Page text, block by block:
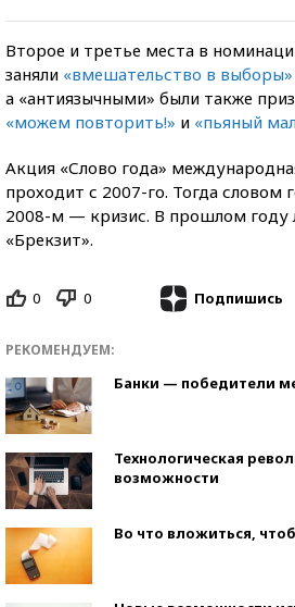
Второе и третье места в
заняли «вмешательство в выборы»
а «антиязычными» были также
«можем повторить!» и «пьяный
Акция «Слово года»
проходит с 2007-го. Тогда словом
2008-м — кризис. В прошлом году
«Брекзит».
0 0 Подпишись
РЕКОМЕНДУЕМ:
Банки — победители
Технологическая
возможности
Во что вложиться,